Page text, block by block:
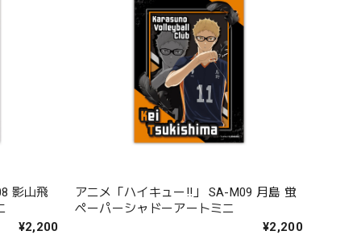
影山飛
¥2,200
アニメ「ハイキュー!!」 SA-M09 月島 蛍
ペーパーシャドーアートミニ
¥2,200